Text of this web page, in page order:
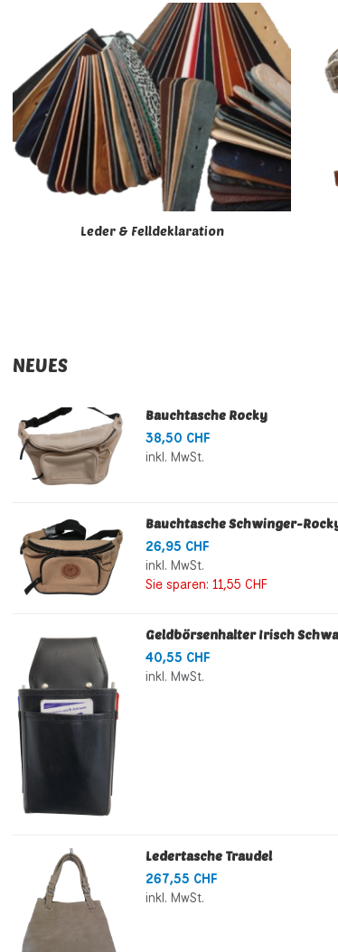
Leder & Felldeklaration
NEUES
Bauchtasche Rocky
38,50 CHF
inkl. MwSt.
Bauchtasche Schwinger-
26,95 CHF
inkl. MwSt.
Sie sparen: 11,55 CHF
Geldbörsenhalter Irisch
40,55 CHF
inkl. MwSt.
Ledertasche Traudel
267,55 CHF
inkl. MwSt.